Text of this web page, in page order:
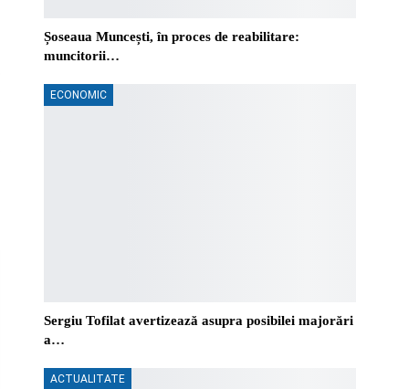
Șoseaua Muncești, în proces de reabilitare:
muncitorii…
ECONOMIC
Sergiu Tofilat avertizează asupra posibilei majorări
a…
ACTUALITATE